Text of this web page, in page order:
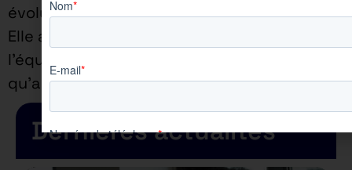
évoluer sa pédagogie.
Elle assure une proximité à
l’équipe enseignante ainsi
qu’aux apprenants.
Dernières actualités